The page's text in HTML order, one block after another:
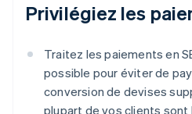
Privilégiez les
Traitez les paiements en
possible pour éviter de
conversion de devises
plupart de vos clients sont